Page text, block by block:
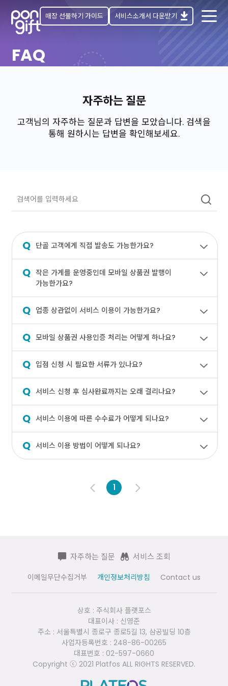
매장 선물하기 가이드 서비스소개서 다운받기
FAQ
자주하는 질문
고객님의 자주하는 질문과 답변을 모았습니다. 검색을
통해 원하시는 답변을 확인해보세요.
Q 단골 고객에게 직접 발송도 가능한가요?
Q 작은 가게를 운영중인데 모바일 상품권 발행이
가능한가요?
Q 업종 상관없이 서비스 이용이 가능한가요?
Q 모바일 상품권 사용인증 처리는 어떻게 하나요?
Q 입점 신청 시 필요한 서류가 있나요?
Q 서비스 신청 후 심사완료까지는 오래 걸리나요?
Q 서비스 이용에 따른 수수료가 어떻게 되나요?
Q 서비스 이용 방법이 어떻게 되나요?
1
자주하는 질문 서비스 조회
이메일무단수집거부 개인정보처리방침 Contact us
상호 : 주식회사 플랫포스
대표이사 : 신영준
주소 : 서울특별시 종로구 종로5길 13, 삼공빌딩 10층
사업자등록번호 : 248-86-00265
대표번호 : 02-597-0660
Copyright ⓒ 2021 Platfos ALL RIGHTS RESERVED.